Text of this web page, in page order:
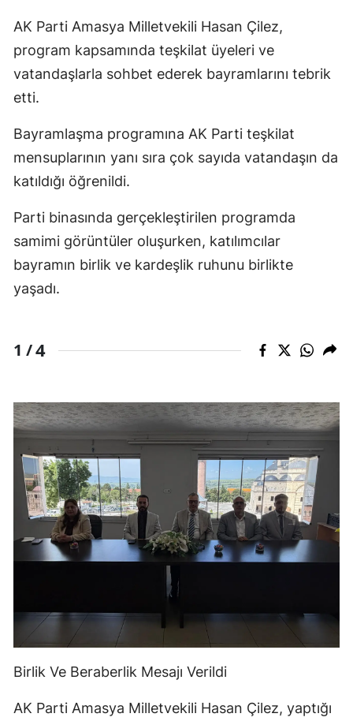
AK Parti Amasya Milletvekili Hasan Çilez,
program kapsamında teşkilat üyeleri ve
vatandaşlarla sohbet ederek bayramlarını tebrik
etti.
Bayramlaşma programına AK Parti teşkilat
mensuplarının yanı sıra çok sayıda vatandaşın da
katıldığı öğrenildi.
Parti binasında gerçekleştirilen programda
samimi görüntüler oluşurken, katılımcılar
bayramın birlik ve kardeşlik ruhunu birlikte
yaşadı.
1 /4
Birlik Ve Beraberlik Mesajı Verildi
AK Parti Amasya Milletvekili Hasan Çilez, yaptığı